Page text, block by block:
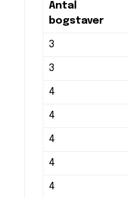
Antal
bogstaver
3
3
4
4
4
4
4